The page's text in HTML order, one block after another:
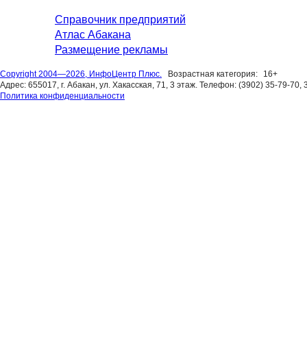
Справочник предприятий
Атлас Абакана
Размещение рекламы
Copyright 2004—2026, ИнфоЦентр Плюс. Возрастная категория:
16+
Адрес: 655017, г. Абакан, ул. Хакасская, 71, 3 этаж. Телефон: (3902) 35-79-
Политика конфиденциальности